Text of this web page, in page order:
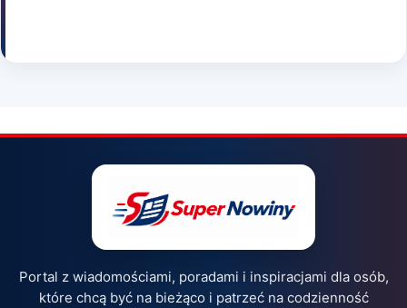
Portal z wiadomościami, poradami i inspiracjami dla osób,
które chcą być na bieżąco i patrzeć na codzienność